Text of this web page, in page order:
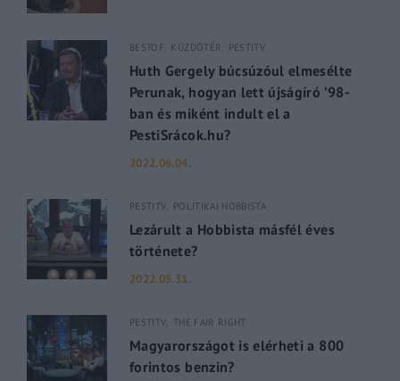
BESTOF KÜZDŐTÉR PESTITV
Huth Gergely búcsúzóul elmesélte
Perunak, hogyan lett újságíró ’98-
ban és miként indult el a
PestiSrácok.hu?
2022.06.04.
PESTITV POLITIKAI HOBBISTA
Lezárult a Hobbista másfél éves
története?
2022.05.31.
PESTITV THE FAIR RIGHT
Magyarországot is elérheti a 800
forintos benzin?